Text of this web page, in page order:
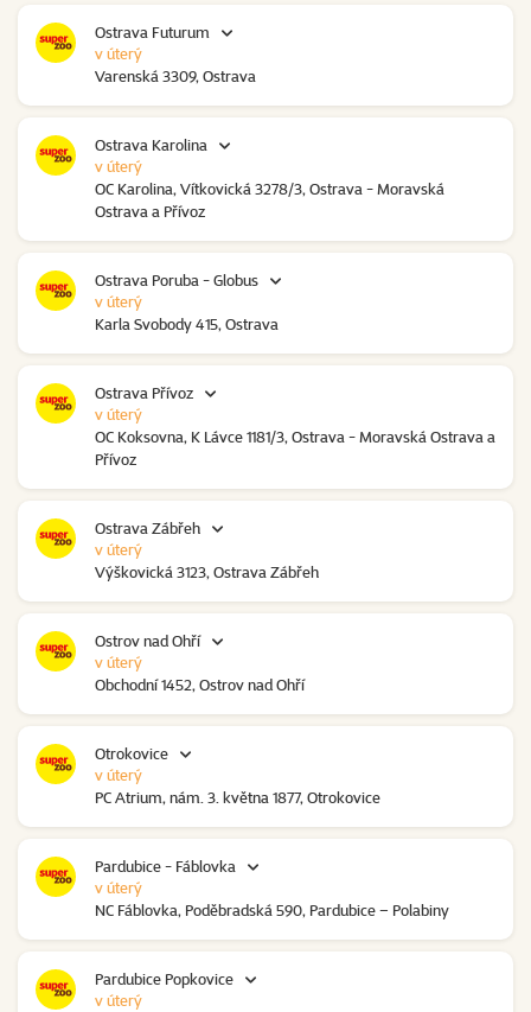
Ostrava Futurum
Varenská 3309, Ostrava
v úterý
Ostrava Karolina
OC Karolina, Vítkovická 3278/3, Ostrava - Moravská
Ostrava a Přívoz
v úterý
Ostrava Poruba - Globus
Karla Svobody 415, Ostrava
v úterý
Ostrava Přívoz
OC Koksovna, K Lávce 1181/3, Ostrava - Moravská Ostrava a
Přívoz
v úterý
Ostrava Zábřeh
Výškovická 3123, Ostrava Zábřeh
v úterý
Ostrov nad Ohří
Obchodní 1452, Ostrov nad Ohří
v úterý
Otrokovice
PC Atrium, nám. 3. května 1877, Otrokovice
v úterý
Pardubice - Fáblovka
NC Fáblovka, Poděbradská 590, Pardubice – Polabiny
v úterý
Pardubice Popkovice
v úterý